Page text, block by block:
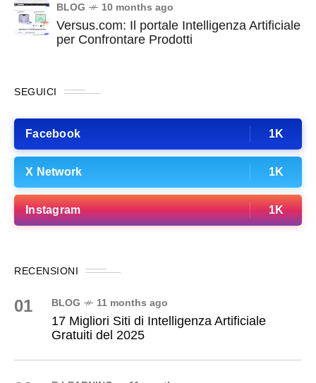
BLOG 10 months ago
Versus.com: Il portale Intelligenza Artificiale
per Confrontare Prodotti
SEGUICI
Facebook 1K
X Network 1K
Instagram 1K
RECENSIONI
01 BLOG 11 months ago
17 Migliori Siti di Intelligenza Artificiale
Gratuiti del 2025